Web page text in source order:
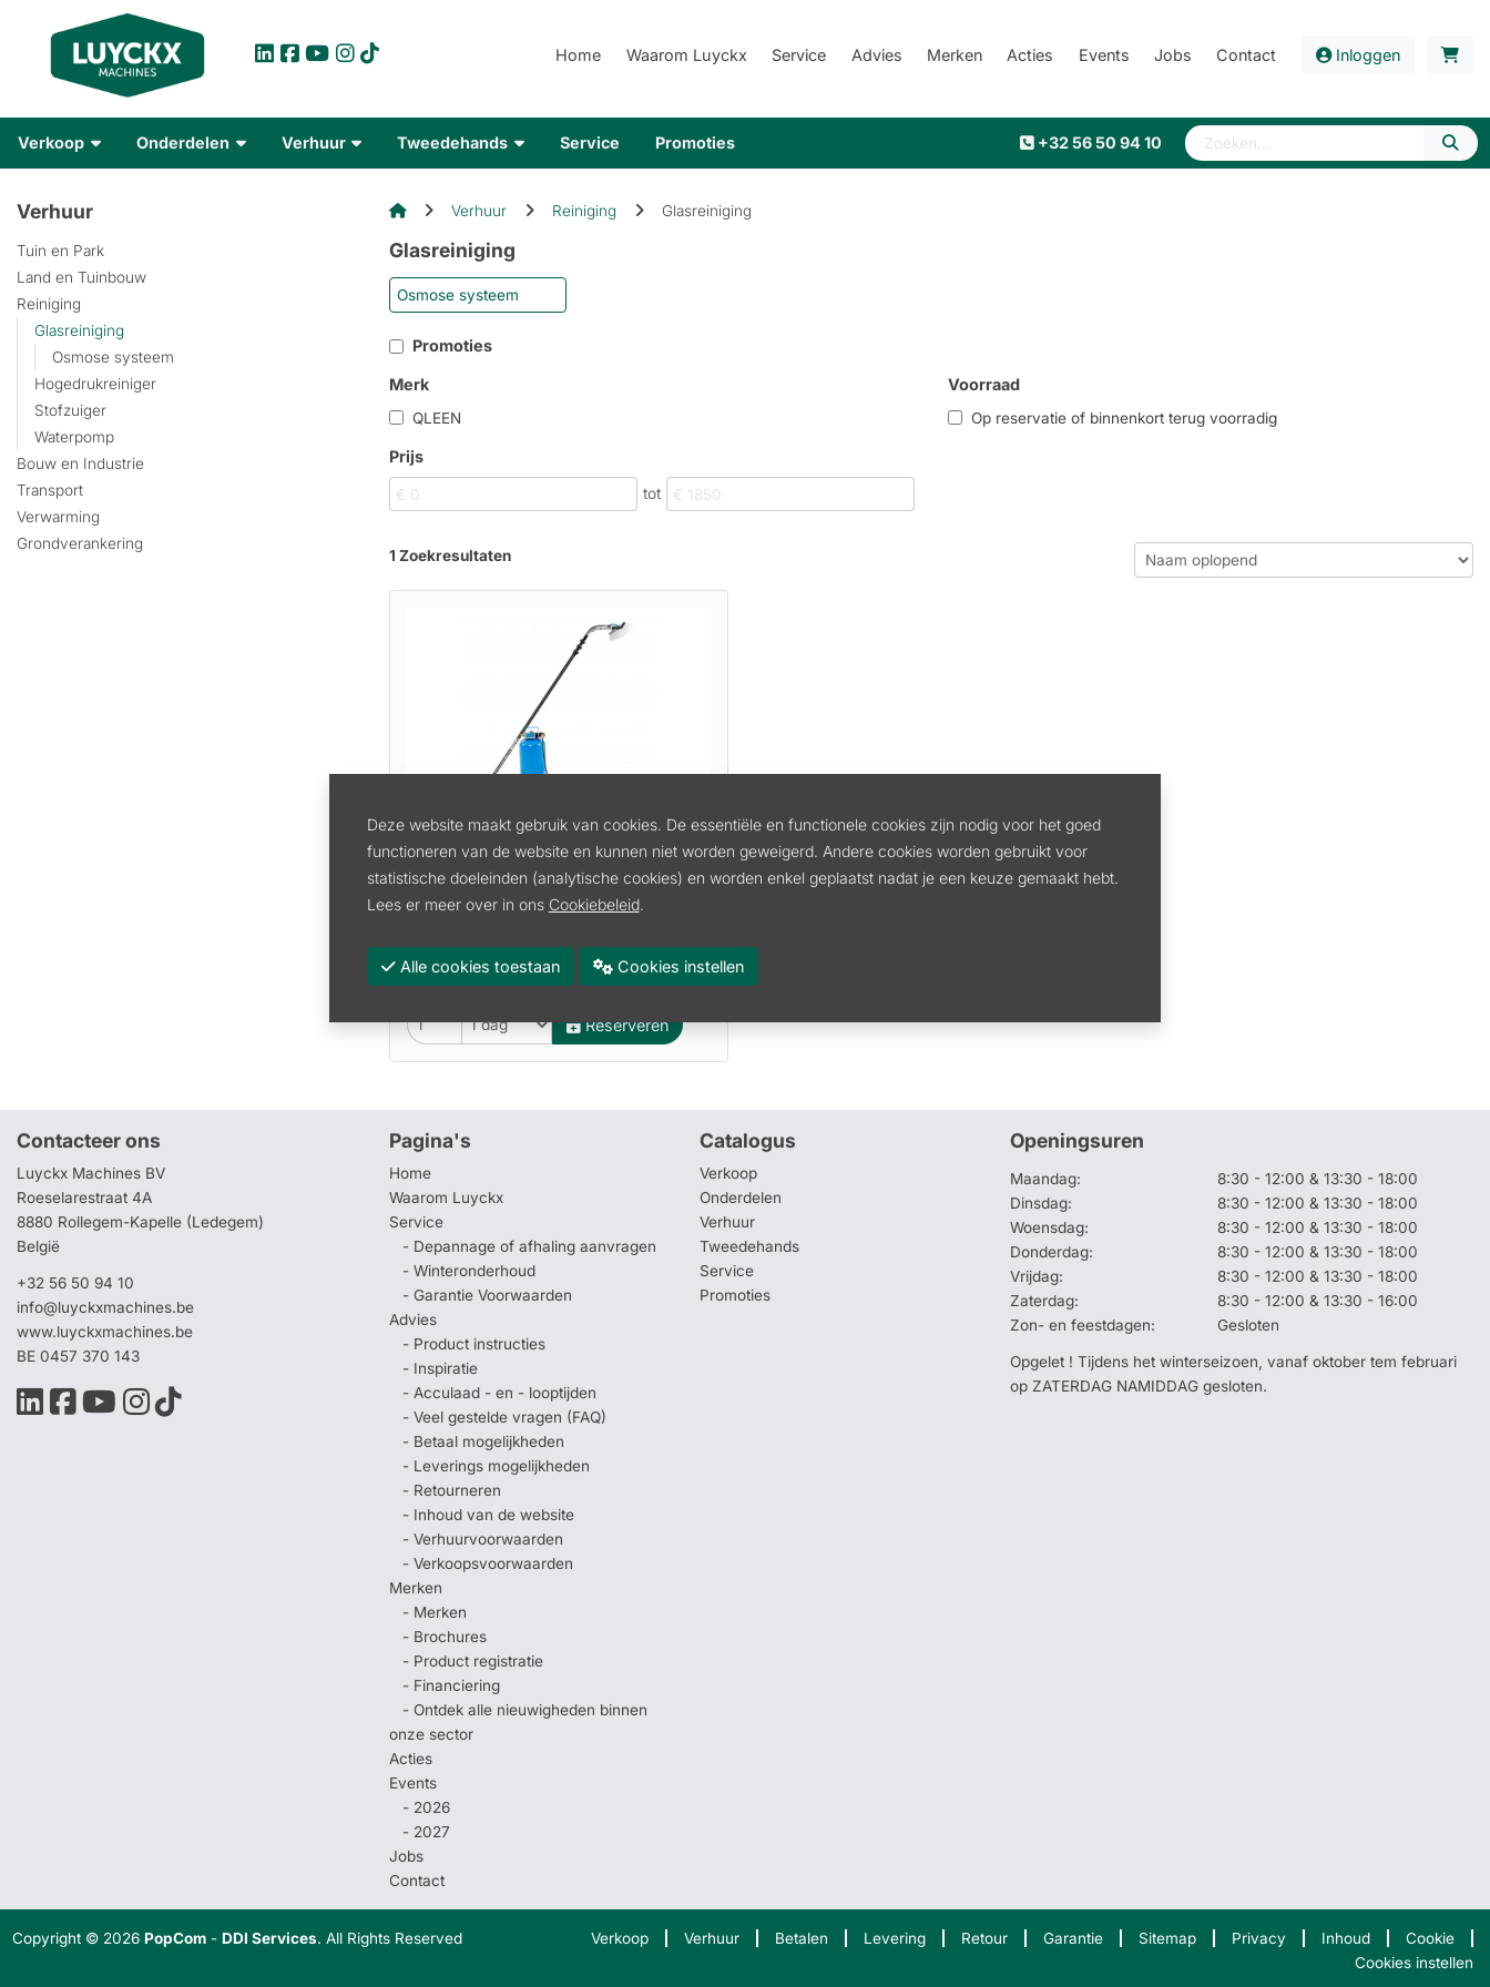
Home Waarom Luyckx Service Advies Merken Acties Events Jobs Contact Inloggen
Verkoop Onderdelen Verhuur Tweedehands Service Promoties +32 56 50 94 10
Verhuur
Tuin en Park
Land en Tuinbouw
Reiniging
Glasreiniging
Osmose systeem
Hogedrukreiniger
Stofzuiger
Waterpomp
Bouw en Industrie
Transport
Verwarming
Grondverankering
Verhuur Reiniging Glasreiniging
Glasreiniging
Osmose systeem
Promoties
Merk
QLEEN
Voorraad
Op reservatie of binnenkort terug voorradig
Prijs
tot
1 Zoekresultaten
HUUR REINIGINGSMACHINE
QLEEN KLEIN MODEL
Artikel:VH QLEENKLEIN
189.99incl. btw
157.02 excl. btw
Reserveren
Contacteer ons
Luyckx Machines BV
Roeselarestraat 4A
8880 Rollegem-Kapelle (Ledegem)
België
+32 56 50 94 10
info@luyckxmachines.be
www.luyckxmachines.be
BE 0457 370 143
Pagina's
Home
Waarom Luyckx
Service
- Depannage of afhaling aanvragen
- Winteronderhoud
- Garantie Voorwaarden
Advies
- Product instructies
- Inspiratie
- Acculaad - en - looptijden
- Veel gestelde vragen (FAQ)
- Betaal mogelijkheden
- Leverings mogelijkheden
- Retourneren
- Inhoud van de website
- Verhuurvoorwaarden
- Verkoopsvoorwaarden
Merken
- Merken
- Brochures
- Product registratie
- Financiering
- Ontdek alle nieuwigheden binnen
onze sector
Acties
Events
- 2026
- 2027
Jobs
Contact
Catalogus
Verkoop
Onderdelen
Verhuur
Tweedehands
Service
Promoties
Openingsuren
Maandag:
8:30 - 12:00 & 13:30 - 18:00
Dinsdag:
8:30 - 12:00 & 13:30 - 18:00
Woensdag:
8:30 - 12:00 & 13:30 - 18:00
Donderdag:
8:30 - 12:00 & 13:30 - 18:00
Vrijdag:
8:30 - 12:00 & 13:30 - 18:00
Zaterdag:
8:30 - 12:00 & 13:30 - 16:00
Zon- en feestdagen:
Gesloten
Opgelet ! Tijdens het winterseizoen, vanaf oktober tem februari
op ZATERDAG NAMIDDAG gesloten.
Copyright © 2026PopCom -DDI Services. All Rights Reserved Verkoop Verhuur Betalen Levering Retour Garantie Sitemap Privacy Inhoud
Cookie
Cookies instellen
Deze website maakt gebruik van cookies. De essentiële en functionele cookies zijn nodig voor het goed
functioneren van de website en kunnen niet worden geweigerd. Andere cookies worden gebruikt voor
statistische doeleinden (analytische cookies) en worden enkel geplaatst nadat je een keuze gemaakt hebt.
Lees er meer over in ons Cookiebeleid.
Alle cookies toestaan Cookies instellen